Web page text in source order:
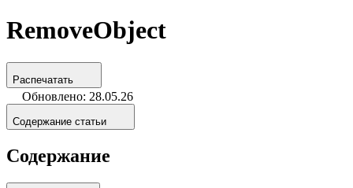
RemoveObject
Распечатать
Обновлено: 28.05.26
Содержание статьи
Содержание